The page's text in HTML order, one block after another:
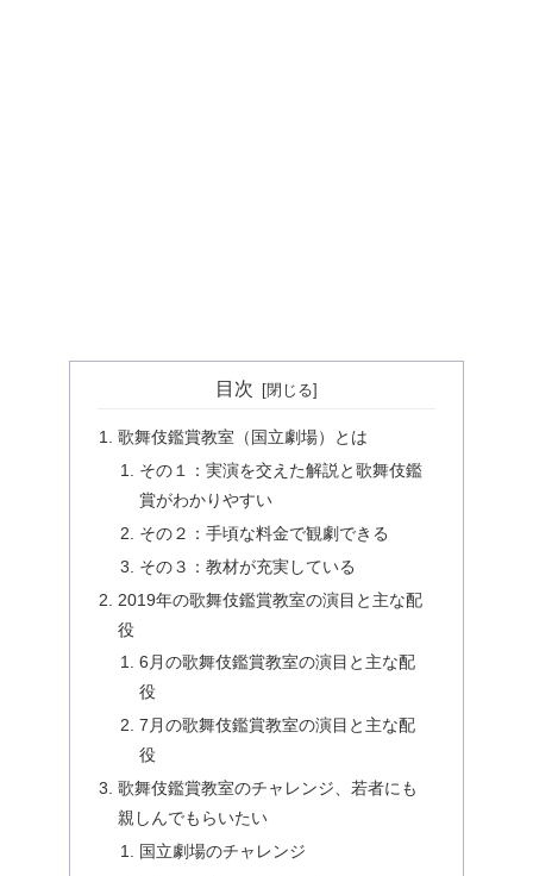
目次
歌舞伎鑑賞教室（国立劇場）とは
その１：実演を交えた解説と歌舞伎鑑
賞がわかりやすい
その２：手頃な料金で観劇できる
その３：教材が充実している
2019年の歌舞伎鑑賞教室の演目と主な配
役
6月の歌舞伎鑑賞教室の演目と主な配
役
7月の歌舞伎鑑賞教室の演目と主な配
役
歌舞伎鑑賞教室のチャレンジ、若者にも
親しんでもらいたい
国立劇場のチャレンジ